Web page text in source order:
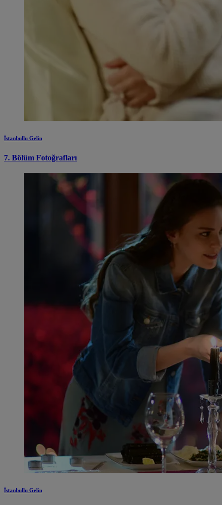
İstanbullu Gelin
7. Bölüm Fotoğrafları
İstanbullu Gelin